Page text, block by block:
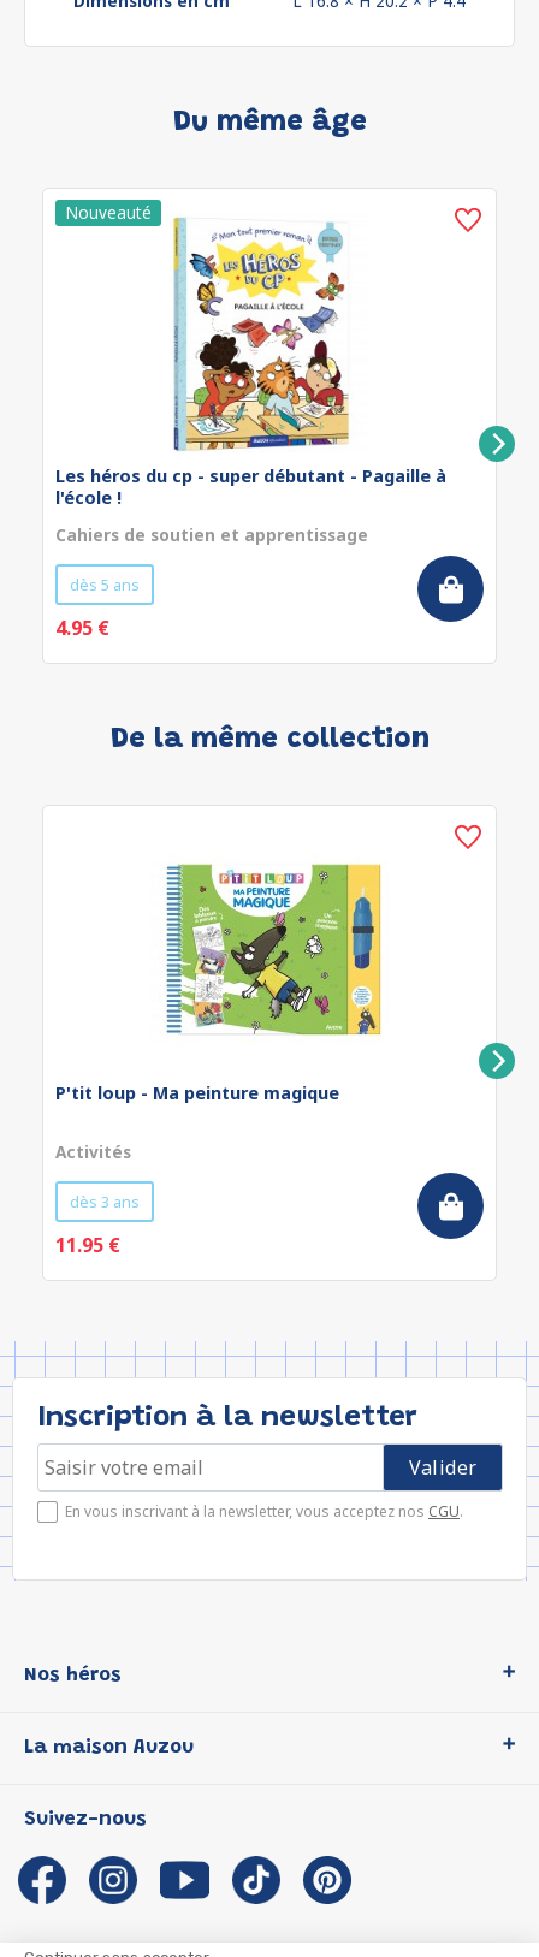
Du même âge
Les héros du cp - super débutant - Pagaille à
l'école !
Cahiers de soutien et apprentissage
dès 5 ans
4.95 €
De la même collection
P'tit loup - Ma peinture magique
Activités
dès 3 ans
11.95 €
Inscription à la newsletter
En vous inscrivant à la newsletter, vous acceptez nos CGU.
Nos héros
P'tit Loup
Les Influenceuses
Migali
Petite Taupe
La maison Auzou
Notre histoire
Auzou s'engage
Auteurs et illustrateurs Auzou
Suivez-nous